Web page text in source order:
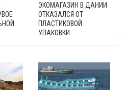
ЭКОМАГАЗИН В ДАНИИ
ОТКАЗАЛСЯ ОТ
ПЛАСТИКОВОЙ
УПАКОВКИ